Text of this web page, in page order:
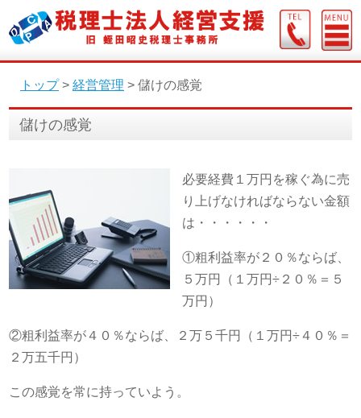
トップ> 経営管理 > 儲けの感覚
儲けの感覚
必要経費１万円を稼ぐ為に売
り上げなければならない金額
は・・・・・・
①粗利益率が２０％ならば、
５万円（１万円÷２０％＝５
万円）
②粗利益率が４０％ならば、２万５千円（１万円÷４０％＝
２万五千円）
この感覚を常に持っていよう。